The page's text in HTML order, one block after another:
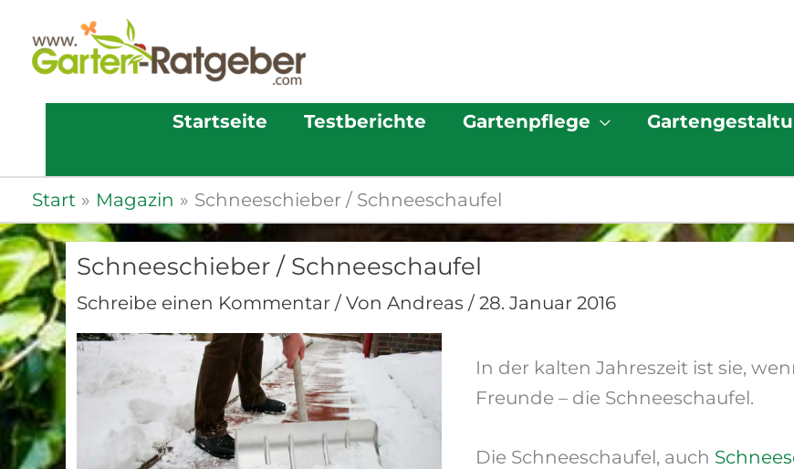
Startseite Testberichte Gartenpflege
Start Magazin Schneeschieber / Schneeschaufel
Schneeschieber / Schneeschaufel
Schreibe einen Kommentar / Von Andreas / 28. Januar 2016
In der kalten Jahreszeit ist sie,
Freunde – die Schneeschaufel.
Die Schneeschaufel, auch